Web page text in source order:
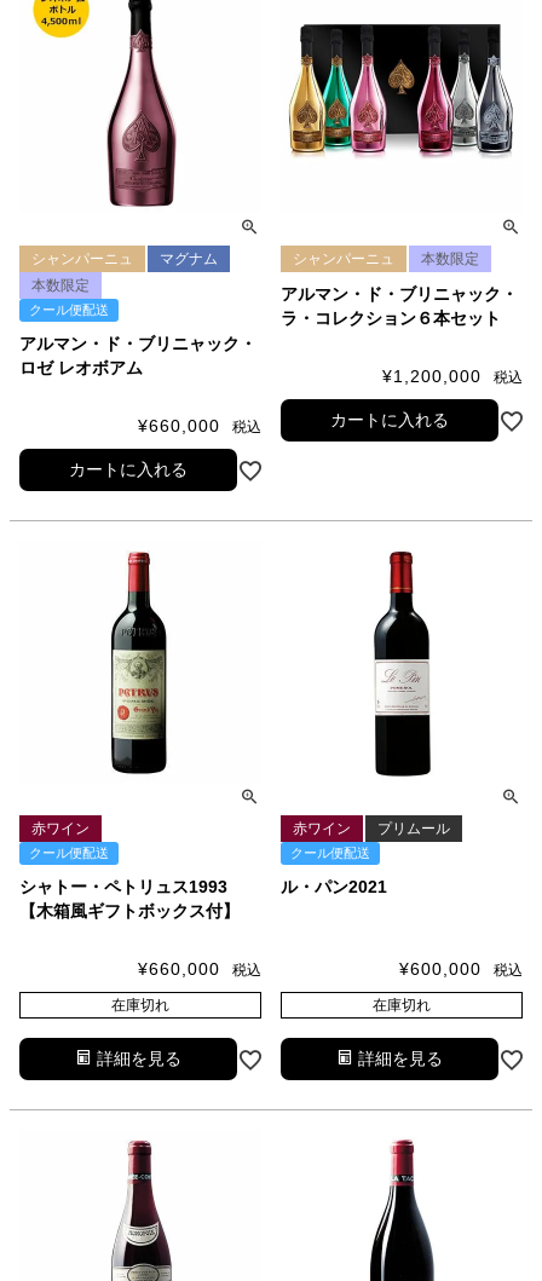
アルマン・ド・ブリニャック・
ロゼ レオボアム
シャンパーニュ
マグナム
本数限定
クール便配送
¥660,000 税込
カートに入れる
アルマン・ド・ブリニャック・
ラ・コレクション６本セット
シャンパーニュ 本数限定
¥1,200,000 税込
カートに入れる
シャトー・ペトリュス1993
【木箱風ギフトボックス付】
赤ワイン
クール便配送
¥660,000 税込
在庫切れ
詳細を見る
ル・パン2021
赤ワイン プリムール
クール便配送
¥600,000 税込
在庫切れ
詳細を見る